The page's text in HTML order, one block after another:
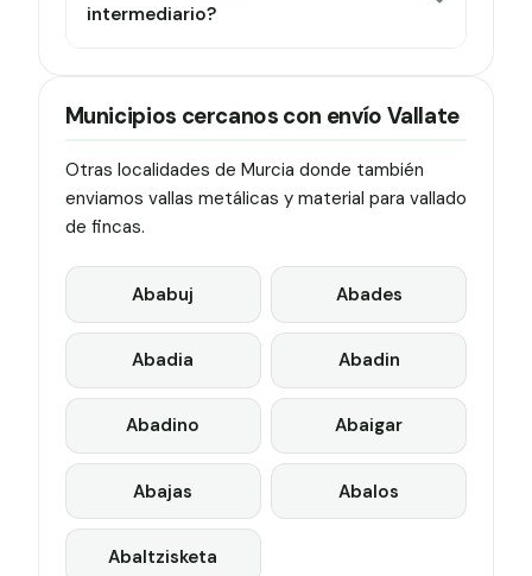
intermediario?
Municipios cercanos con envío Vallate
Otras localidades de Murcia donde también
enviamos vallas metálicas y material para vallado
de fincas.
Ababuj Abades
Abadia Abadin
Abadino Abaigar
Abajas Abalos
Abaltzisketa